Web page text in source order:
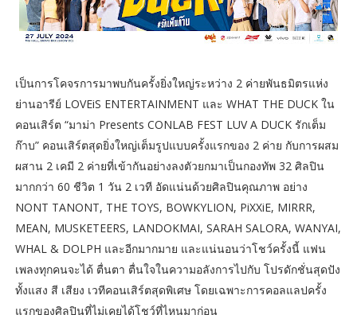
เป็นการโคจรการมาพบกันครั้งยิ่งใหญ่ระหว่าง 2 ค่ายพันธมิตรแห่ง
ย่านอารีย์ LOVEiS ENTERTAINMENT และ WHAT THE DUCK ใน
คอนเสิร์ต “มาม่า Presents CONLAB FEST LUV A DUCK รักเต็ม
ก๊าบ” คอนเสิร์ตสุดยิ่งใหญ่เต็มรูปแบบครั้งแรกของ 2 ค่าย กับการผสม
ผสาน 2 เคมี 2 ค่ายที่เข้ากันอย่างลงตัวยกมาเป็นกองทัพ 32 ศิลปิน
มากกว่า 60 ชีวิต 1 วัน 2 เวที อัดแน่นด้วยศิลปินคุณภาพ อย่าง
NONT TANONT, THE TOYS, BOWKYLION, PiXXiE, MIRRR,
MEAN, MUSKETEERS, LANDOKMAI, SARAH SALORA, WANYAI,
WHAL & DOLPH และอีกมากมาย และแน่นอนว่าโชว์ครั้งนี้ แฟน
เพลงทุกคนจะได้ ตื่นตา ตื่นใจในความอลังการไปกับ โปรดักชั่นสุดปัง
ทั้งแสง สี เสียง เวทีคอนเสิร์ตสุดพิเศษ โดยเฉพาะการคอลแลปครั้ง
แรกของศิลปินที่ไม่เคยได้โชว์ที่ไหนมาก่อน